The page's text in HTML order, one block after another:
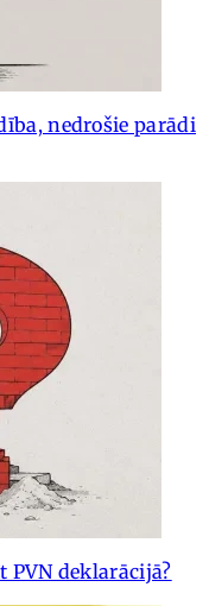
nedrošie parādi
deklarācijā?